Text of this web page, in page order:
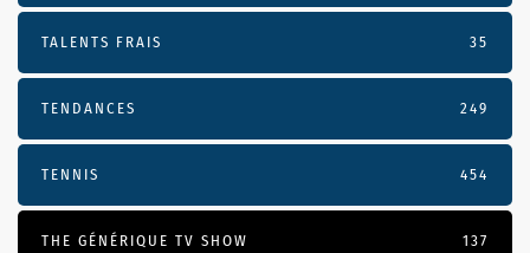
TALENTS FRAIS 35
TENDANCES 249
TENNIS 454
THE GÉNÉRIQUE TV SHOW 137